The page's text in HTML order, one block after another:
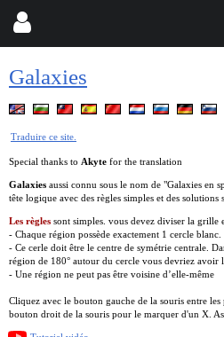
Galaxies
Traduire ce site.
Special thanks to Akyte for the translation
Galaxies aussi connu sous le nom de "Galaxies en
tête logique avec des règles simples et des solutions
Les règles sont simples. vous devez diviser la grille
- Chaque région possède exactement 1 cercle blanc.
- Ce cerle doit être le centre de symétrie centrale.
région de 180° autour du cercle vous devriez avoir
- Une région ne peut pas être voisine d’elle-même
Cliquez avec le bouton gauche de la souris entre
bouton droit de la souris pour le marquer d'un X.